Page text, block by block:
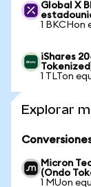
Global X
1 BKCHon
iShares
1 TLTon
Explorar
Micron
(Ondo
1 MUon